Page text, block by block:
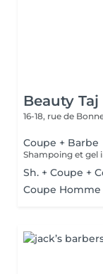
Beauty
16-18, rue de
Coupe + Barbe
Shampoing et gel
Sh. + Coupe +
Coupe Homme